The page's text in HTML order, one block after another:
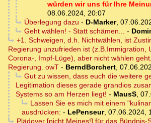
würden wir uns für Ihre
08.06.2024, 20:07
Überlegung dazu - D-Marker,
Geht wählen! - Statt schämen... -
+1. Schweigen, d.h. Nichtwählen, ist
Regierung unzufrieden ist (z.B.Immigration,
Corona-, Impf-Lüge), aber nicht wählen
Regierung. owT - BerndBorchert,
Gut zu wissen, dass euch die weitere
Legitimation dieses gerade grandios
Systems so am Herzen liegt! - MausS,
Lassen Sie es mich mit einem
ausdrücken: - LePenseur, 07.06.2024,
Plädoyer [nicht Meines!] für das Bündnis-